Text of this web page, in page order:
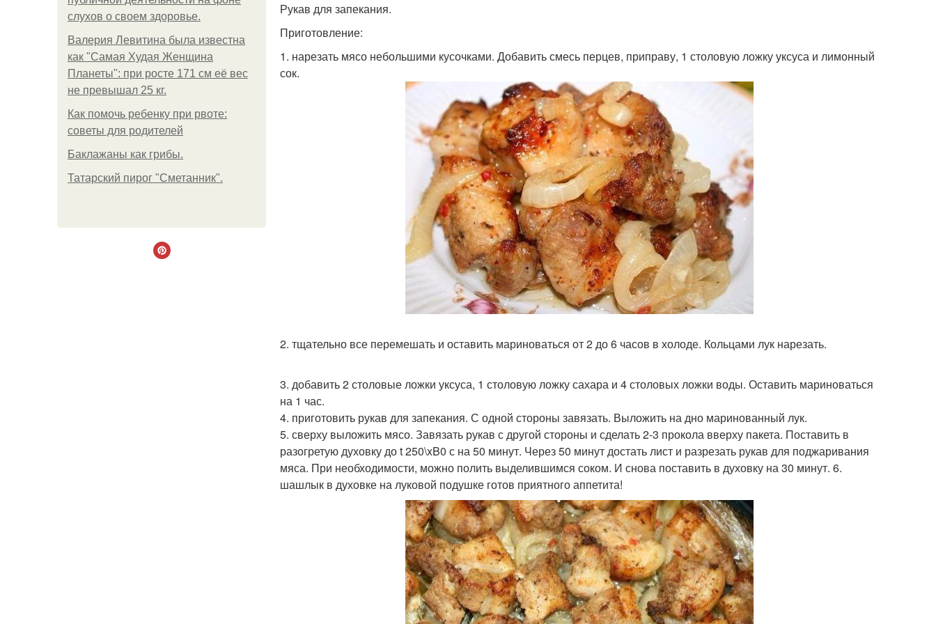
слухов о своем здоровье.
Валерия Левитина была известна
как "Самая Худая Женщина
Планеты": при росте 171 см её вес
не превышал 25 кг.
Как помочь ребенку при рвоте:
советы для родителей
Баклажаны как грибы.
Татарский пирог "Сметанник".
Рукав для запекания.
Приготовление:
1. нарезать мясо небольшими кусочками. Добавить смесь перцев, приправу, 1 столовую ложку уксуса и лимонный
сок.
2. тщательно все перемешать и оставить мариноваться от 2 до 6 часов в холоде. Кольцами лук нарезать.
3. добавить 2 столовые ложки уксуса, 1 столовую ложку сахара и 4 столовых ложки воды. Оставить мариноваться
на 1 час.
4. приготовить рукав для запекания. С одной стороны завязать. Выложить на дно маринованный лук.
5. сверху выложить мясо. Завязать рукав с другой стороны и сделать 2-3 прокола вверху пакета. Поставить в
разогретую духовку до t 250\xB0 с на 50 минут. Через 50 минут достать лист и разрезать рукав для поджаривания
мяса. При необходимости, можно полить выделившимся соком. И снова поставить в духовку на 30 минут. 6.
шашлык в духовке на луковой подушке готов приятного аппетита!